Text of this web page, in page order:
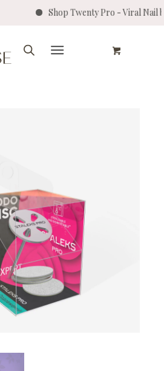
Shop Twenty Pro -